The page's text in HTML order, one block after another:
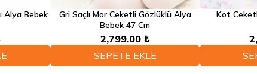
Alya Bebek
SEPETE EKLE
Gri Saçlı Mor Ceketli Gözlüklü Alya
Bebek 47 Cm
2,799.00 ₺
Kot